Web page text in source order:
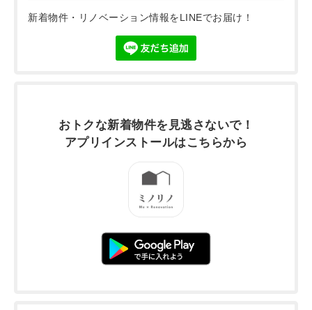
新着物件・リノベーション情報をLINEでお届け！
おトクな新着物件を 見逃さないで！
アプリインストールはこちらから